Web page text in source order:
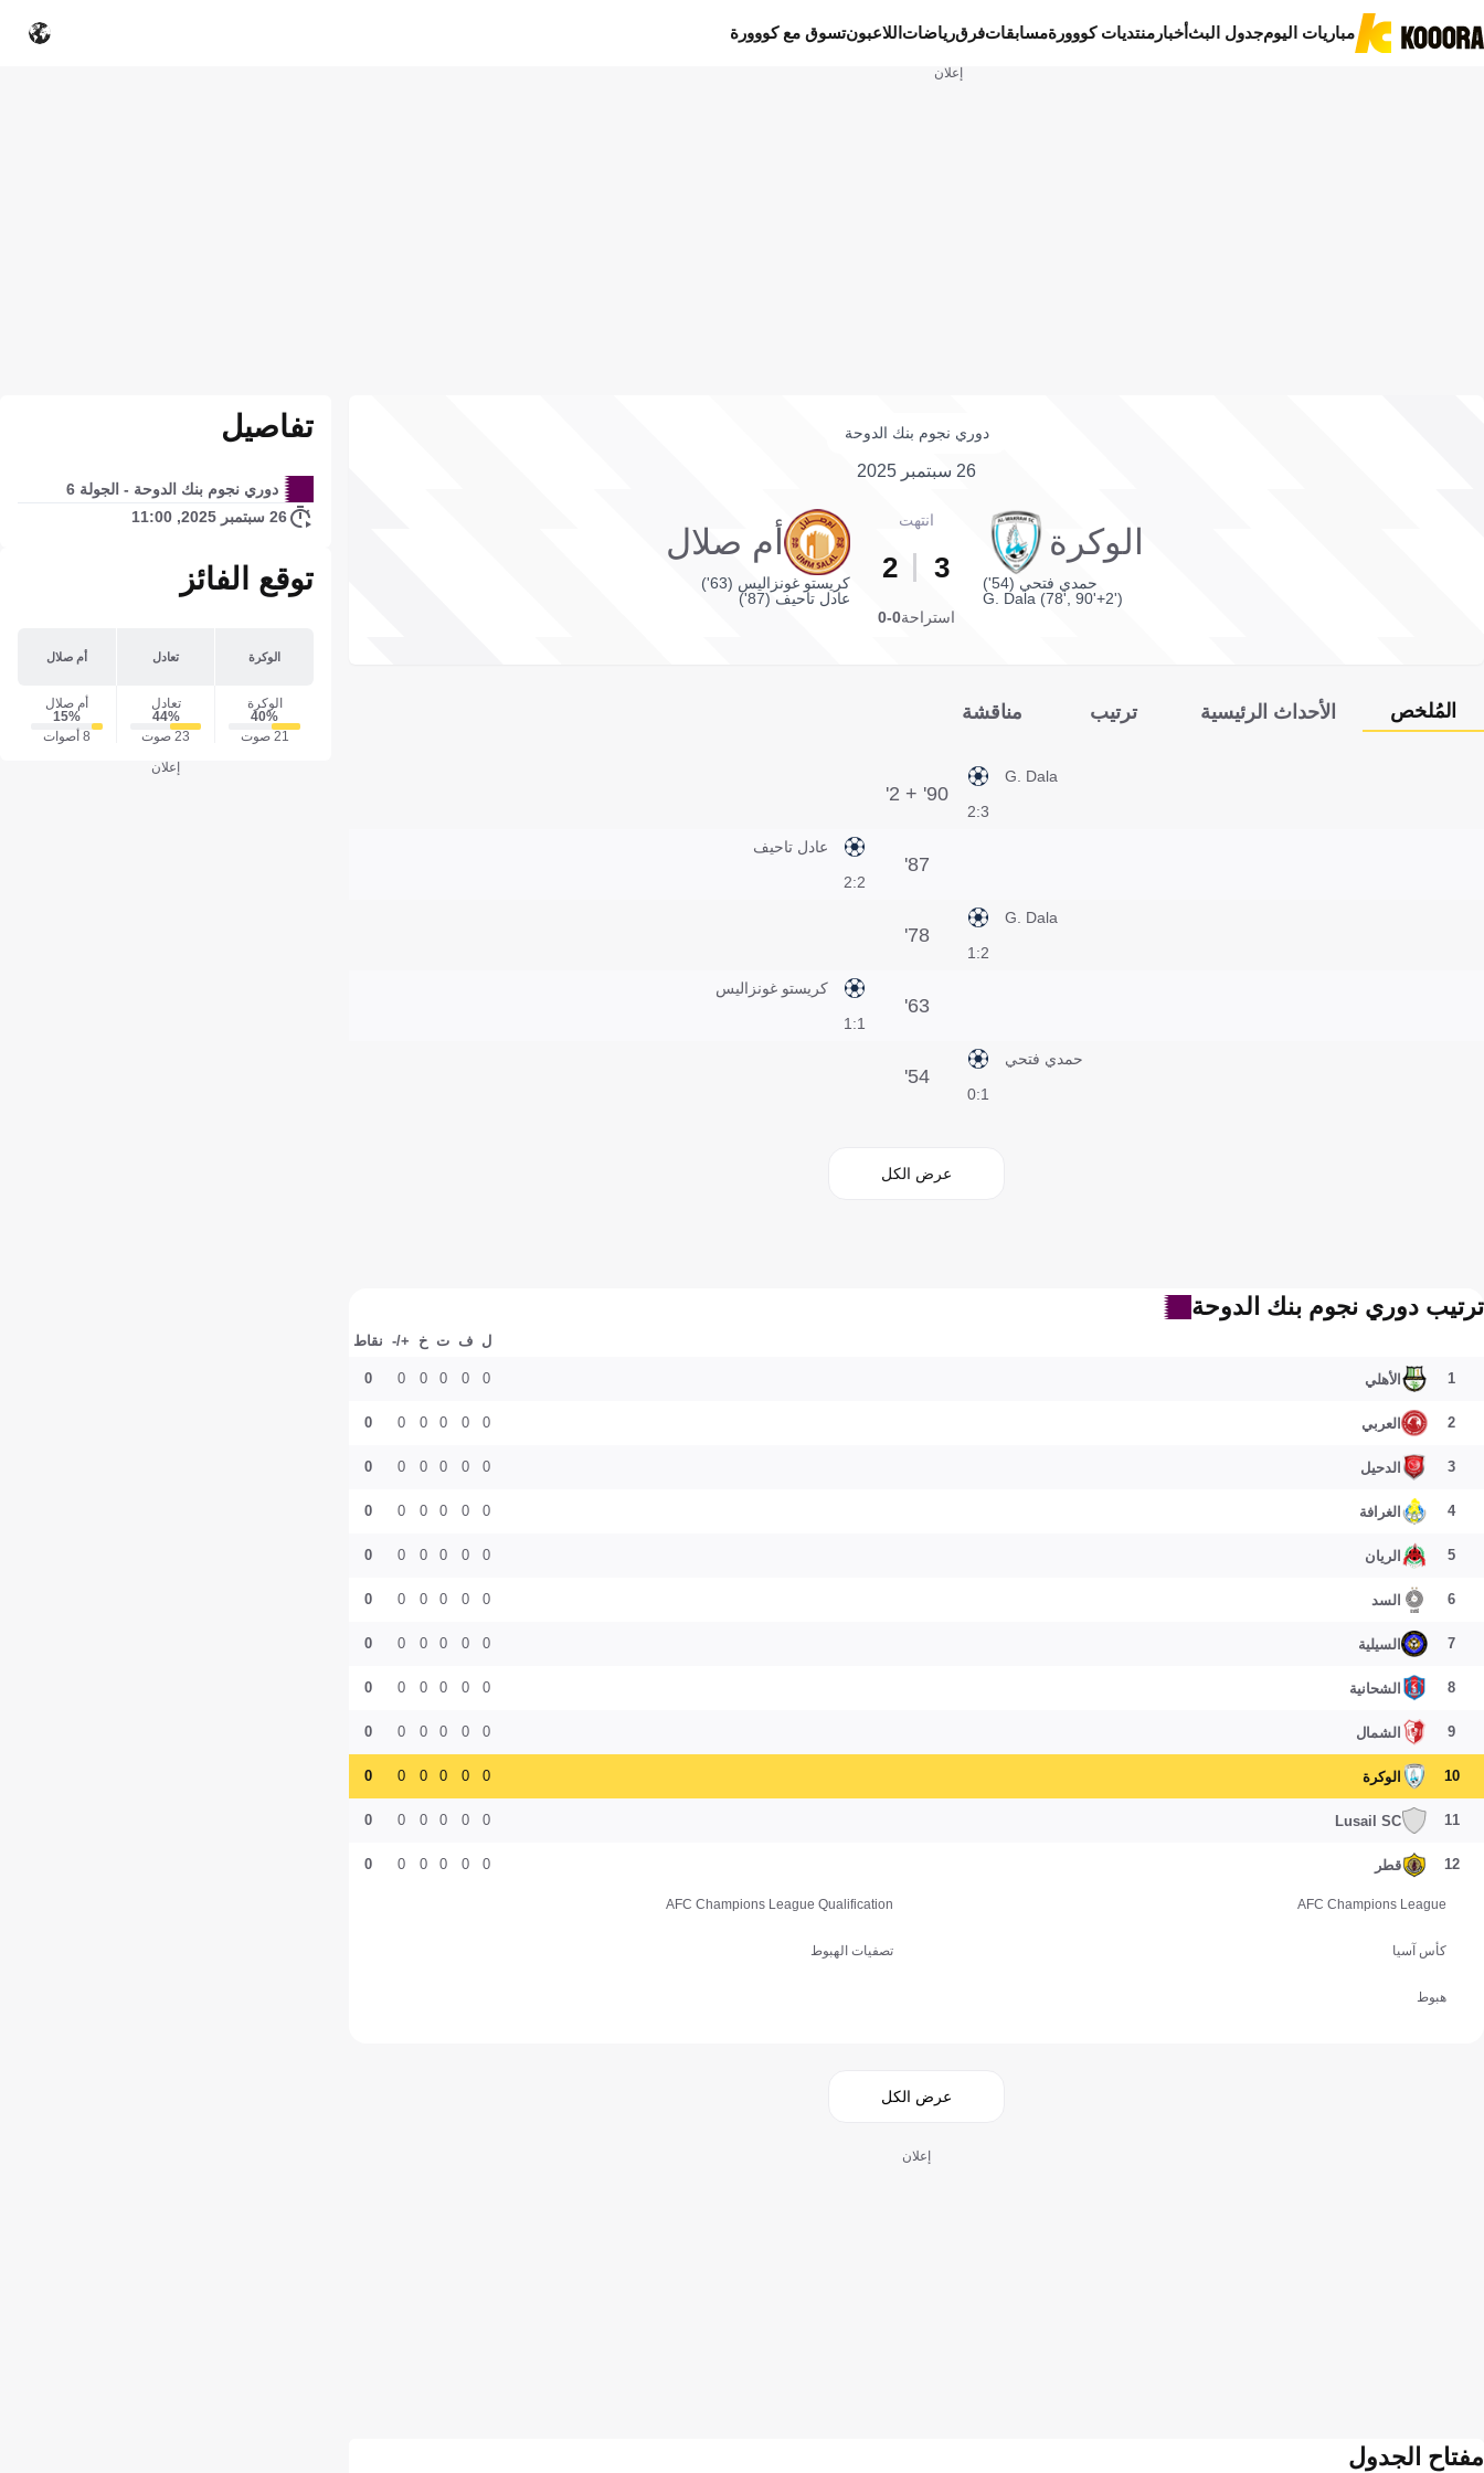
مباريات اليومجدول البثأخبار منتديات كووورةمسابقاتفرقرياضات اللاعبونتسوق مع كووورة
إعلان
دوري نجوم بنك الدوحة
26 سبتمبر 2025
الوكرة
حمدي فتحي (54')
G. Dala (78', 90'+2')
انتهت
3
2
أم صلال
كريستو غونزاليس (63')
عادل تاحيف (87')
استراحة0-0
المُلخص الأحداث الرئيسية ترتيب مناقشة
3:2
G. Dala
90' + 2'
2:2
عادل تاحيف
87'
2:1
G. Dala
78'
1:1
كريستو غونزاليس
63'
1:0
حمدي فتحي
54'
عرض الكل
ترتيب دوري نجوم بنك الدوحة
ل ف ت خ +/- نقاط
1 الأهلي 0
0
0
0
0
0
2 العربي 0
0
0
0
0
0
3 الدحيل 0
0
0
0
0
0
4 الغرافة 0
0
0
0
0
0
5 الريان 0
0
0
0
0
0
6 السد 0
0
0
0
0
0
7 السيلية 0
0
0
0
0
0
8 الشحانية 0
0
0
0
0
0
9 الشمال 0
0
0
0
0
0
10 الوكرة 0
0
0
0
0
0
11
Lusail SC
0
0
0
0
0
0
12 قطر 0
0
0
0
0
0
AFC Champions League
AFC Champions League Qualification
كأس آسيا تصفيات الهبوط
هبوط
عرض الكل
إعلان
مفتاح الجدول
تفاصيل
دوري نجوم بنك الدوحة - الجولة 6
26 سبتمبر 2025, 11:00
توقع الفائز
الوكرة تعادل أم صلال
الوكرة
40‎%‎
21 صوت
تعادل
44‎%‎
23 صوت
أم صلال
15‎%‎
8 أصوات
إعلان